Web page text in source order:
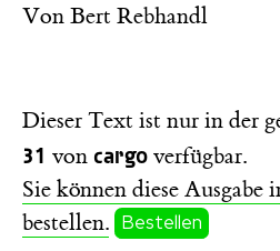
Von Bert Rebhandl
Dieser Text ist nur in der
31 von cargo verfügbar.
Sie können diese Ausgabe
bestellen. Bestellen